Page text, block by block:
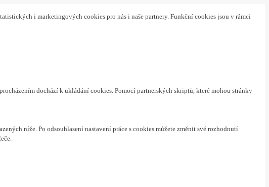
i marketingových cookies pro nás i naše partnery. Funkční cookies jsou v rámci
dochází k ukládání cookies. Pomocí partnerských skriptů, které mohou stránky
níže. Po odsouhlasení nastavení práce s cookies můžete změnit své rozhodnutí